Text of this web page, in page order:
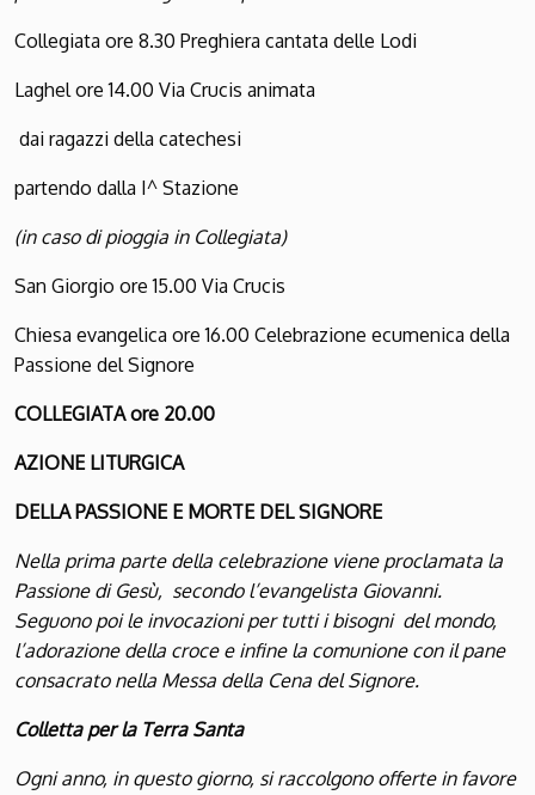
Collegiata ore 8.30 Preghiera cantata delle Lodi
Laghel ore 14.00 Via Crucis animata
dai ragazzi della catechesi
partendo dalla I^ Stazione
(in caso di pioggia in Collegiata)
San Giorgio ore 15.00 Via Crucis
Chiesa evangelica ore 16.00 Celebrazione ecumenica della
Passione del Signore
COLLEGIATA ore 20.00
AZIONE LITURGICA
DELLA PASSIONE E MORTE DELSIGNORE
Nella prima parte della celebrazione viene proclamata la
Passione di Gesù, secondo l’evangelista Giovanni.
Seguono poi le invocazioni per tutti i bisogni del mondo,
l’adorazione della croce e infine la comunione con il pane
consacrato nella Messa della Cena del Signore.
Colletta per la Terra Santa
Ogni anno, in questo giorno, si raccolgono offerte in favore